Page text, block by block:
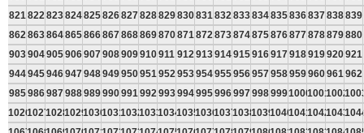
821 822 823824825826827828829830831 832 833834835836837838839
862 863864865866867868869870871 872 873874875876877878879880
903904905906907908909910911 912 913914915916917918919920921
944945946947948949950951 952 953954955956957958959960961 962
985986987988989990991 992 993994995996997998999100010011002
102610271028102910301031103210331034103510361037103810391040104110421043